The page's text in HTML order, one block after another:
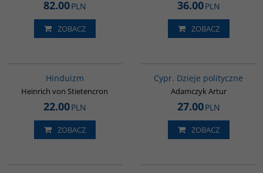
82.00PLN
ZOBACZ
36.00PLN
ZOBACZ
Hinduizm
Heinrich von Stietencron
22.00PLN
ZOBACZ
Cypr. Dzieje polityczne
Adamczyk Artur
27.00PLN
ZOBACZ